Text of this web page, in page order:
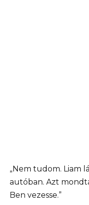
„Nem tudom. Liam
autóban. Azt
Ben vezesse.”